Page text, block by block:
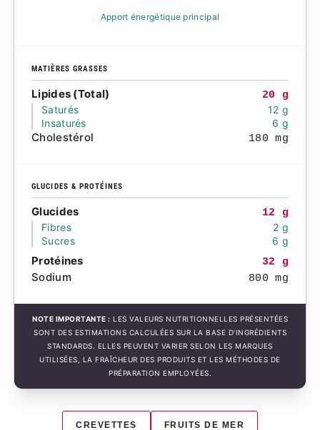
Apport énergétique principal
MATIÈRES GRASSES
Lipides (Total)
20 g
Saturés
12 g
Insaturés
6 g
Cholestérol 180 mg
GLUCIDES & PROTÉINES
Glucides
12 g
Fibres
2 g
Sucres
6 g
Protéines 32 g
Sodium 800 mg
NOTE IMPORTANTE : LES VALEURS NUTRITIONNELLES PRÉSENTÉES
SONT DES ESTIMATIONS CALCULÉES SUR LA BASE D'INGRÉDIENTS
STANDARDS. ELLES PEUVENT VARIER SELON LES MARQUES
UTILISÉES, LA FRAÎCHEUR DES PRODUITS ET LES MÉTHODES DE
PRÉPARATION EMPLOYÉES.
CREVETTES FRUITS DE MER